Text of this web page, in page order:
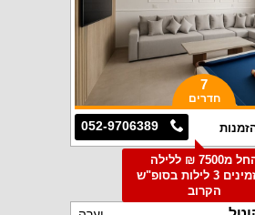
7
חדרים
052-9706389
החל מ7500 ₪ ללילה
למזמינים 3 לילות בסופ"ש
הקרוב